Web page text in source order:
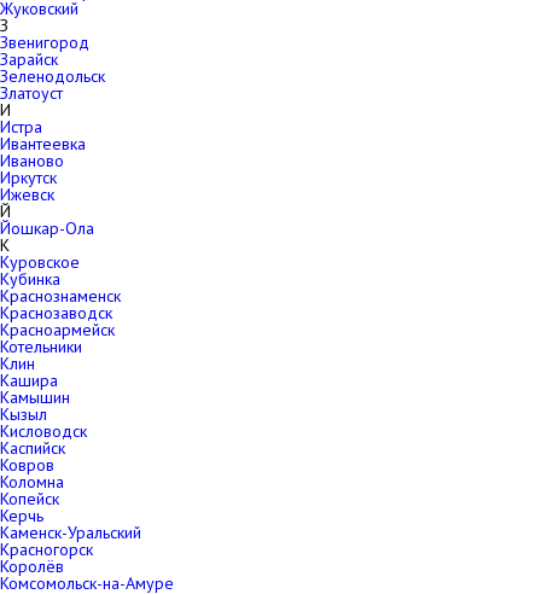
Жуковский
З
Звенигород
Зарайск
Зеленодольск
Златоуст
И
Истра
Ивантеевка
Иваново
Иркутск
Ижевск
Й
Йошкар-Ола
К
Куровское
Кубинка
Краснознаменск
Краснозаводск
Красноармейск
Котельники
Клин
Кашира
Камышин
Кызыл
Кисловодск
Каспийск
Ковров
Коломна
Копейск
Керчь
Каменск-Уральский
Красногорск
Королёв
Комсомольск-на-Амуре